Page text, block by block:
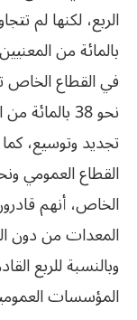
في القطاع الخاص
الخاص، أنهم
المعدات من دون
وبالنسبة للربع
المؤسسات